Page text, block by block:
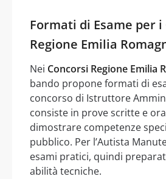
Formati di Esame per
Regione Emilia
Nei Concorsi Regione Emilia
bando propone formati di
concorso di Istruttore
consiste in prove scritte e
dimostrare competenze
pubblico. Per l’Autista
esami pratici, quindi
abilità tecniche.